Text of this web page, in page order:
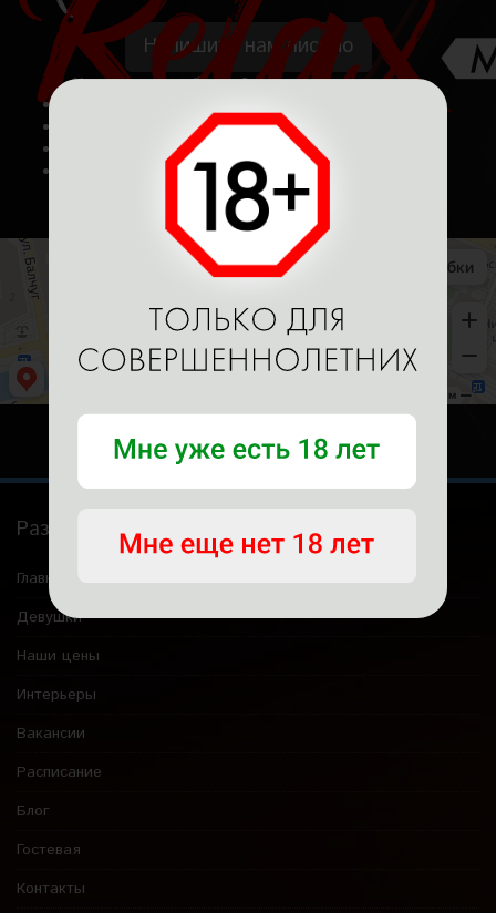
Напишите нам письмо
Хотите у нас работать? Вакансии для девушек
График:круглосуточно
Телефоны:
+7 (969) 555-67-76
Метро:
метро Третьяковская
метро Новокузнецкая
метро Полянка
Разделы
Главная
Девушки
Наши цены
Интерьеры
Вакансии
Расписание
Блог
Гостевая
Контакты